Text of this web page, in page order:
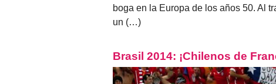
boga en la Europa de los años 50. Al
un (…)
Brasil 2014: ¡Chilenos de